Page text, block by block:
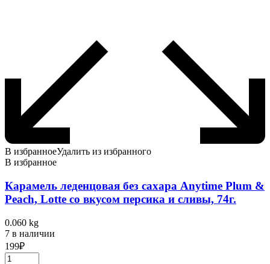
В избранноеУдалить из избранного
В избранное
Карамель леденцовая без сахара Anytime Plum &
Peach, Lotte со вкусом персика и сливы, 74г.
0.060 kg
7 в наличии
199₽